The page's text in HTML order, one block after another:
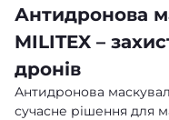
Антидронова
MILITEX –
дронів
Антидронова
сучасне рішення для